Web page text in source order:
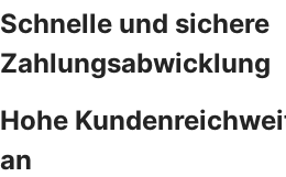
Schnelle und sichere
Zahlungsabwicklung
Hohe
an